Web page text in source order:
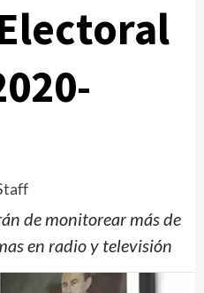
de monitorear más de
en radio y televisión